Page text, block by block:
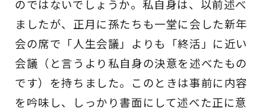
のではないでしょうか。私自身は、以前述べ
ましたが、正月に孫たちも一堂に会した新年
会の席で「人生会議」よりも「終活」に近い
会議（と言うより私自身の決意を述べたもの
です）を持ちました。このときは事前に内容
を吟味し、しっかり書面にして述べた正に意